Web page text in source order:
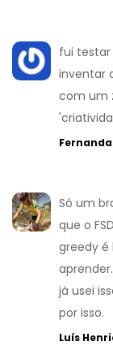
fui
inventar
com um
Só um
que o
greedy
já usei
por isso.
Luís